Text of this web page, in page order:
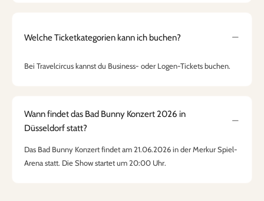
Welche Ticketkategorien kann ich buchen?
Bei Travelcircus kannst du Business- oder Logen-Tickets buchen.
Wann findet das Bad Bunny Konzert 2026 in
Düsseldorf statt?
Das Bad Bunny Konzert findet am 21.06.2026 in der Merkur Spiel-
Arena statt. Die Show startet um 20:00 Uhr.